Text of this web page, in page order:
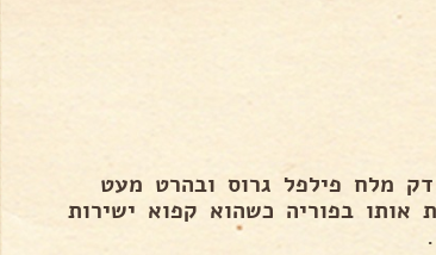
מלח פילפל גרוס ובהרט מעט
בפוריה כשהוא קפוא ישירות